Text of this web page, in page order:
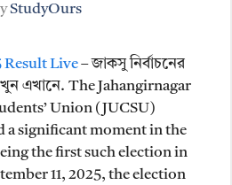
StudyOurs
Result Live– জাকসু নির্বাচনের
এখানে. The Jahangirnagar
Union (JUCSU)
a significant moment in the
the first such election in
11, 2025, the election